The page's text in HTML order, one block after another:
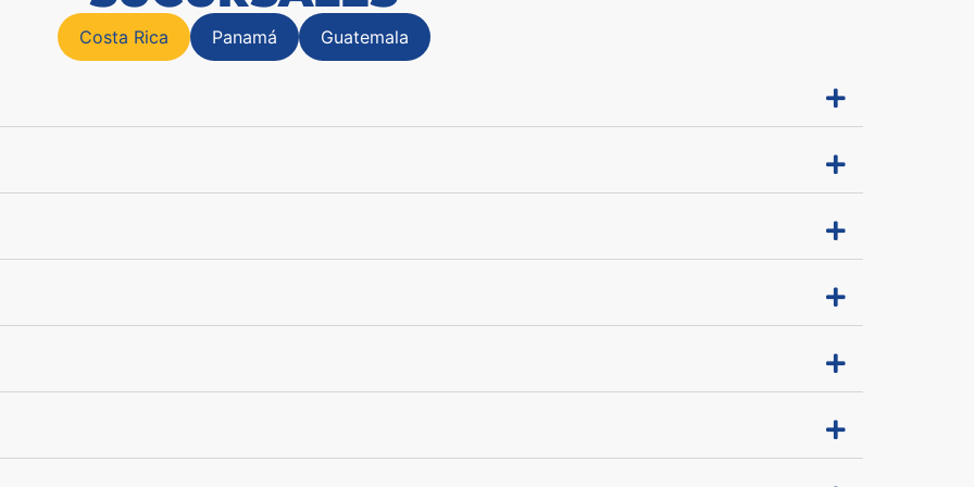
Costa Rica Panamá Guatemala